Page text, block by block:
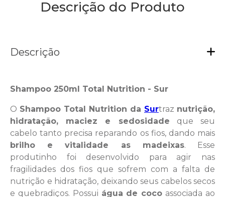
Descrição do Produto
Descrição
Shampoo 250ml Total Nutrition - Sur
O Shampoo Total Nutrition da Surtraz nutrição,
hidratação, maciez e sedosidade que seu
cabelo tanto precisa reparando os fios, dando mais
brilho e vitalidade as madeixas. Esse
produtinho foi desenvolvido para agir nas
fragilidades dos fios que sofrem com a falta de
nutrição e hidratação, deixando seus cabelos secos
e quebradiços. Possui água de coco associada ao